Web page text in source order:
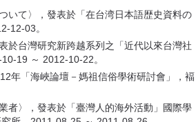
いて〉，發表於「在台湾日本語歴史資料の
12-03。
於台灣研究新跨越系列之「近代以來台灣社
19 ～ 2012-10-22。
年「海峽論壇－媽祖信俗學術研討會」，褔
者〉，發表於「臺灣人的海外活動」國際學